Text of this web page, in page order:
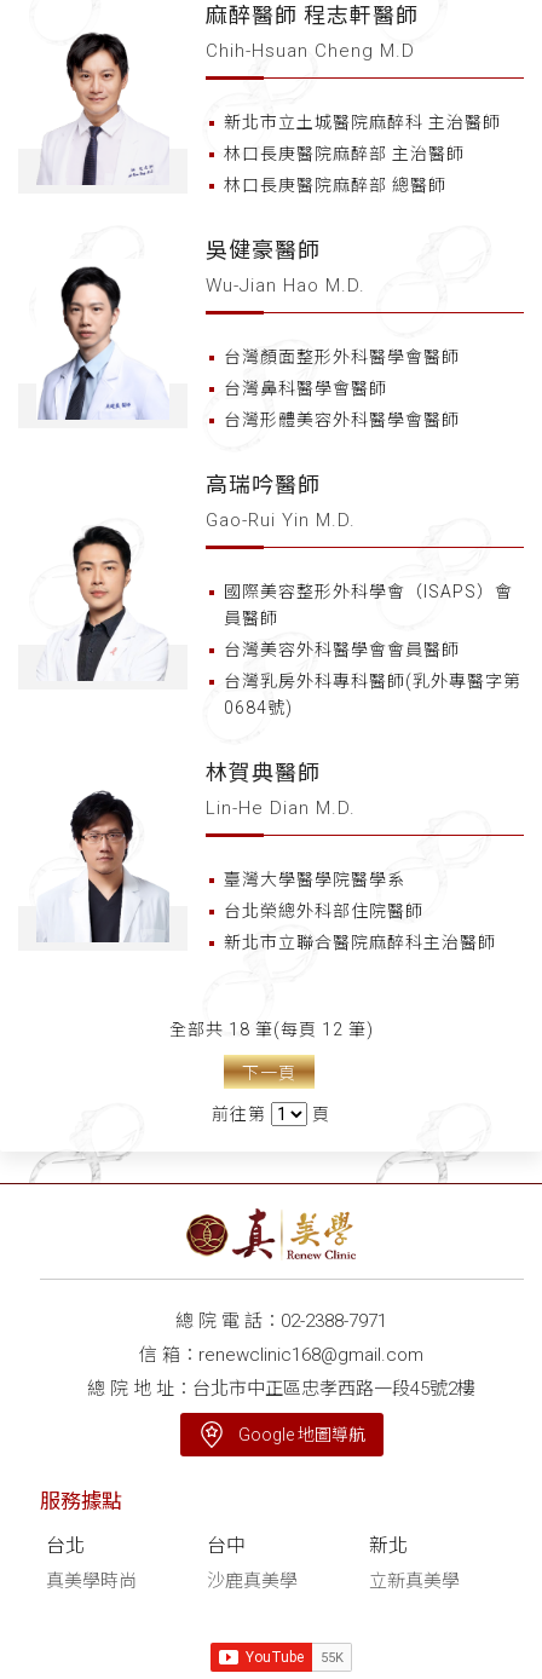
麻醉醫師 程志軒醫師
Chih-Hsuan Cheng M.D
新北市立土城醫院麻醉科 主治醫師
林口長庚醫院麻醉部 主治醫師
林口長庚醫院麻醉部 總醫師
吳健豪醫師
Wu-Jian Hao M.D.
台灣顏面整形外科醫學會醫師
台灣鼻科醫學會醫師
台灣形體美容外科醫學會醫師
高瑞吟醫師
Gao-Rui Yin M.D.
國際美容整形外科學會（ISAPS）會
員醫師
台灣美容外科醫學會會員醫師
台灣乳房外科專科醫師(乳外專醫字第
0684號)
林賀典醫師
Lin-He Dian M.D.
臺灣大學醫學院醫學系
台北榮總外科部住院醫師
新北市立聯合醫院麻醉科主治醫師
全部共 18 筆(每頁 12 筆)
下一頁
前往第 頁
總 院 電 話： 02-2388-7971
信 箱： renewclinic168@gmail.com
總 院 地 址：台北市中正區忠孝西路一段45號2樓
Google 地圖導航
服務據點
台北
真美學時尚
台中
沙鹿真美學
新北
立新真美學